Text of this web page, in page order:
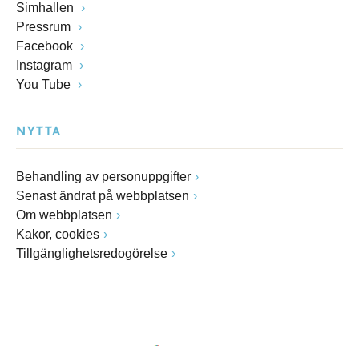
Simhallen
Pressrum
Facebook
Instagram
You Tube
NYTTA
Behandling av personuppgifter
Senast ändrat på webbplatsen
Om webbplatsen
Kakor, cookies
Tillgänglighetsredogörelse